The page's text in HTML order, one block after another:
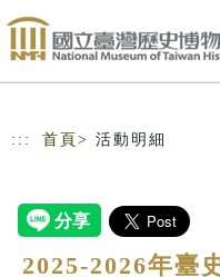
跳到主要內容
網站導覽
::: 首頁 > 活動明細
2025-2026年臺